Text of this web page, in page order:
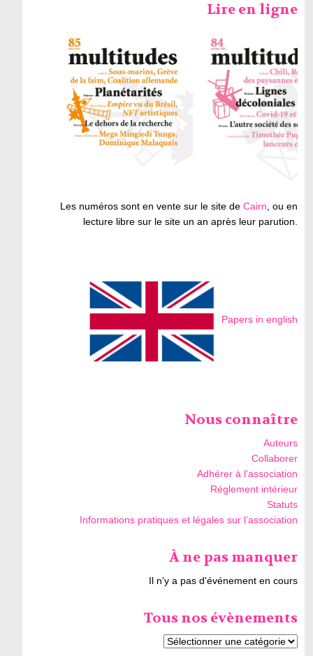
Lire en ligne
Les numéros sont en vente sur le site deCairn, ou en
lecture libre sur le site un an après leur parution.
Papers in english
Nous connaître
Auteurs
Collaborer
Adhérer à l’association
Réglement intérieur
Statuts
Informations pratiques et légales sur l’association
À ne pas manquer
Il n'y a pas d'événement en cours
Tous nos évènements